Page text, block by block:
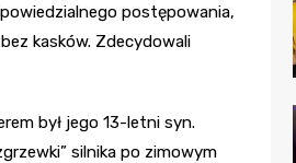
postępowania,
kasków. Zdecydowali
był jego 13-letni syn.
silnika po zimowym